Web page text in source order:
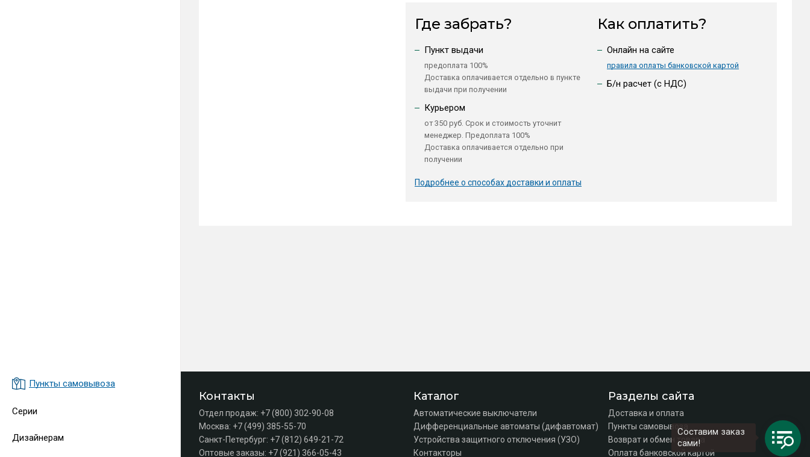
Пункты самовывоза
Серии
Дизайнерам
Где забрать?
Пункт выдачи
предоплата 100%
Доставка оплачивается отдельно в пункте
выдачи при получении
Курьером
от 350 руб. Срок и стоимость уточнит
менеджер. Предоплата 100%
Доставка оплачивается отдельно при
получении
Подробнее о способах доставки и оплаты
Как оплатить?
Онлайн на сайте
правила оплаты банковской картой
Б/н расчет (c НДС)
Контакты
Отдел продаж: +7 (800) 302-90-08
Москва: +7 (499) 385-55-70
Санкт-Петербург: +7 (812) 649-21-72
Оптовые заказы: +7 (921) 366-05-43
Каталог
Автоматические выключатели
Дифференциальные автоматы (дифавтомат)
Устройства защитного отключения (УЗО)
Контакторы
Разделы сайта
Доставка и оплата
Пункты самовывоза
Возврат и обмен товара
Оплата банковской картой
Составим заказ
сами!